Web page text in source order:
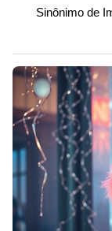
Sinônimo de